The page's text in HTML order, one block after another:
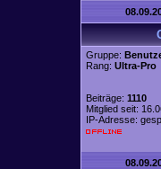
Gruppe:
Rang: Ultra-Pro
Beiträge: 1110
Mitglied seit:
IP-Adresse: